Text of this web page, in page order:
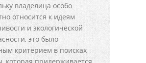
владелица особо
относится к идеям
и экологической
это было
критерием в поисках